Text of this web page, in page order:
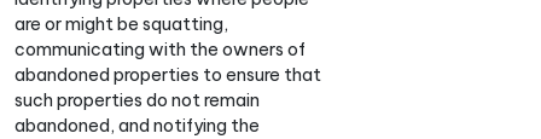
are or might be squatting,
communicating with the owners of
abandoned properties to ensure that
such properties do not remain
abandoned, and notifying the